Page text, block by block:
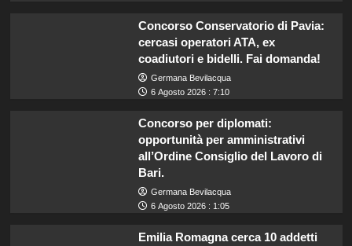
Concorso Conservatorio di Pavia:
cercasi operatori ATA, ex
coadiutori e bidelli. Fai domanda!
Germana Bevilacqua
6 Agosto 2026 : 7:10
Concorso per diplomati:
opportunità per amministrativi
all’Ordine Consiglio del Lavoro di
Bari.
Germana Bevilacqua
6 Agosto 2026 : 1:05
Emilia Romagna cerca 10 addetti